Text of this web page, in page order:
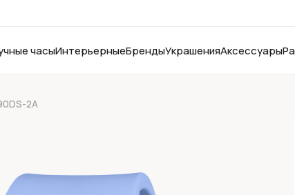
часыИнтерьерныеБрендыУкрашенияАксессуары
2A